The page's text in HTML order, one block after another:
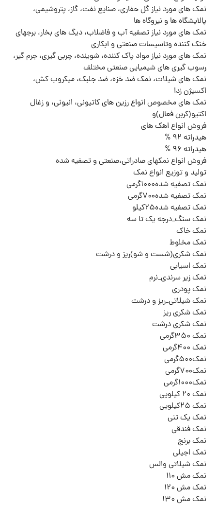
نمک های مورد نیاز گل حفاری، صنایع نفت، گاز، پتروشیمی،
پالایشگاه ها و نیروگاه ها
نمک های مورد نیاز تصفیه آب و فاضلاب، دیگ های بخار، برجهای
خنک کننده وتاسیسات صنعتی و ابکاری
نمک های مورد نیاز مواد پاک کننده، شوینده، چربی گیری، جرم گیر،
رسوب گیری های شیمیایی صنعتی مختلف
نمک های شیلات، نمک ضد خزه، ضد جلبک، میکروب کش،
اکسیژن زدا
نمک های مخصوص انواع رزین های کاتیونی، انیونی، و زغال
اکتیو(کربن فعال)و
فروش انواع اهک های
هیدراته ۹۲ %
هیدراته ۹۶ %
فروش انواع نمکهای صادراتی،صنعتی و تصفیه شده
تولید و توزیع انواع نمک
نمک تصفیه شده۱۰۰۰گرمی
نمک تصفیه شده۷۰۰گرمی
نمک تصفیه شده۲۵کیلو
نمک سنگ_درجه یک تا سه
نمک خاک
نمک مخلوط
نمک شکری(شست و شو)ریز و درشت
نمک اسیابی
نمک زیر سرندی_نرم
نمک پودری
نمک شیلاتی_ریز و درشت
نمک شکری ریز
نمک شکری درشت
نمک ۳۵۰گرمی
نمک ۴۰۰گرمی
نمک۵۰۰گرمی
نمک۷۰۰گرمی
نمک۱۰۰۰گرمی
نمک ۲۰ کیلویی
نمک ۲۵کیلویی
نمک یک تنی
نمک فندقی
نمک برنج
نمک اجیلی
نمک شیلاتی والس
نمک مش ۱۱۰
نمک مش ۱۲۰
نمک مش ۱۳۰